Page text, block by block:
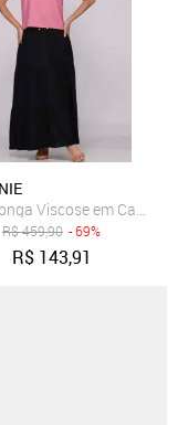
Débora Bege
Viscose em
R$459,90 - 69%
R$ 143,91